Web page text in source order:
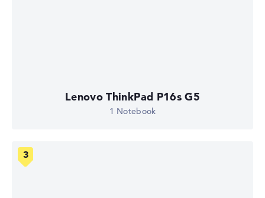
Lenovo ThinkPad P16s G5
1 Notebook